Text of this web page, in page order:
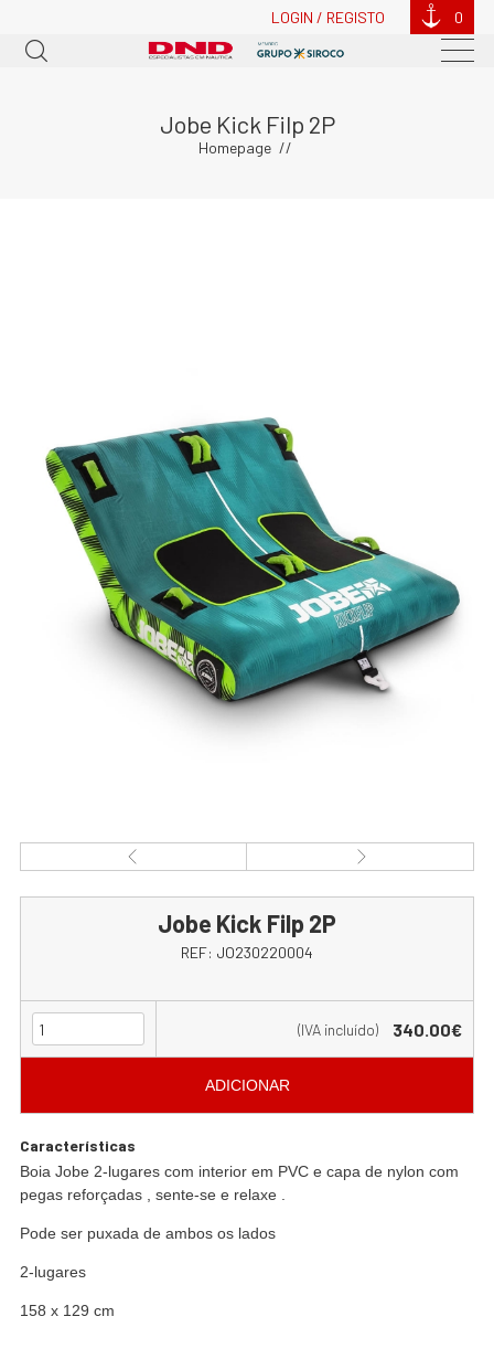
LOGIN / REGISTO 0
Jobe Kick Filp 2P
Homepage
Jobe Kick Filp 2P
REF: JO230220004
(IVA incluído) 340.00€
ADICIONAR
Características
Boia Jobe 2-lugares com interior em PVC e capa de nylon com
pegas reforçadas , sente-se e relaxe .
Pode ser puxada de ambos os lados
2-lugares
158 x 129 cm